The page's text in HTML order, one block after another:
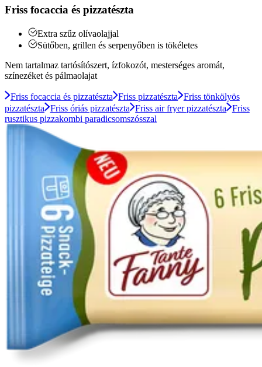
Friss focaccia és pizzatészta
Extra szűz olívaolajjal
Sütőben, grillen és serpenyőben is tökéletes
Nem tartalmaz tartósítószert, ízfokozót, mesterséges aromát,
színezéket és pálmaolajat
Friss focaccia és pizzatészta Friss pizzatészta Friss tönkölyös
pizzatészta
Friss óriás pizzatészta Friss air fryer pizzatészta Friss
rusztikus pizzakombi paradicsomszósszal